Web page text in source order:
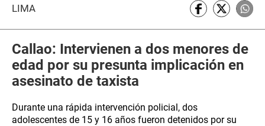
LIMA
Callao: Intervienen a dos menores de
edad por su presunta implicación en
asesinato de taxista
Durante una rápida intervención policial, dos
adolescentes de 15 y 16 años fueron detenidos por su